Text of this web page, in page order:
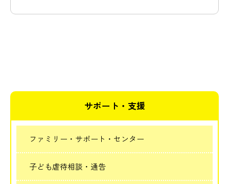
サポート・支援
ファミリー・サポート・センター
子ども虐待相談・通告